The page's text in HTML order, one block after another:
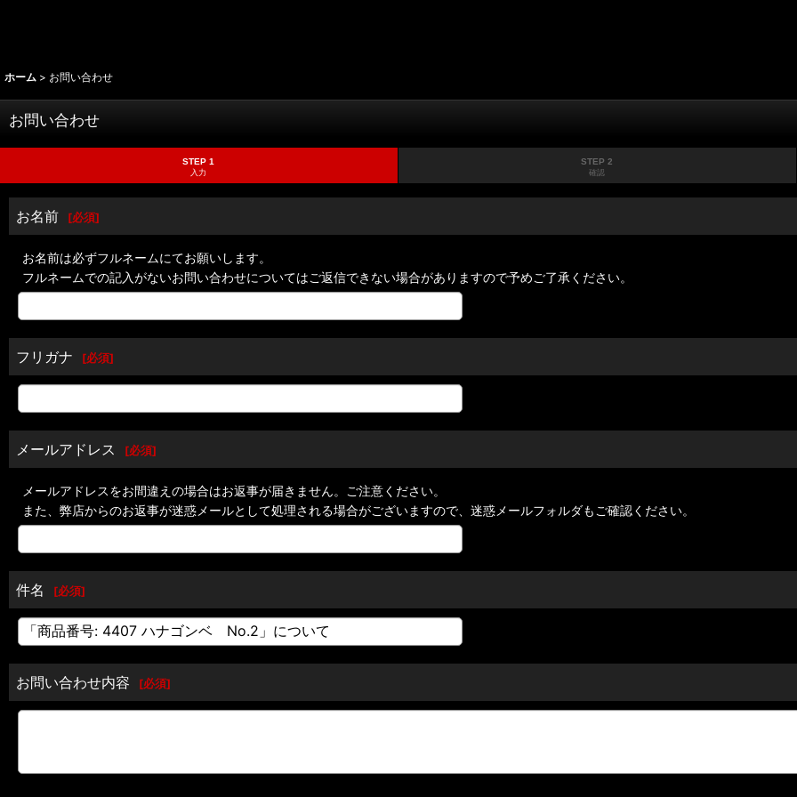
ホーム > お問い合わせ
お問い合わせ
STEP 1
入力
STEP 2
確認
お名前 [必須]
お名前は必ずフルネームにてお願いします。
フルネームでの記入がないお問い合わせについてはご返信できない場合がありますので予めご了承ください。
フリガナ [必須]
メールアドレス [必須]
メールアドレスをお間違えの場合はお返事が届きません。ご注意ください。
また、弊店からのお返事が迷惑メールとして処理される場合がございますので、迷惑メールフォルダもご確認ください。
件名 [必須]
お問い合わせ内容 [必須]